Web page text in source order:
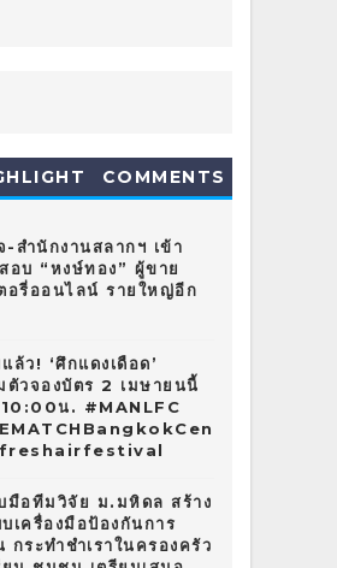
COMMENTS
-สำนักงานสลากฯ เข้า
อบ “หงษ์ทอง” ผู้ขาย
อรี่ออนไลน์ รายใหญ่อีก
ล้ว! ‘ศึกแดงเดือด’
ตัวจองบัตร 2 เมษายนนี้
10:00น. #MANLFC
มือทีมวิจัย ม.มหิดล สร้าง
เครื่องมือป้องกันการ
กระทำชำเราในครองครัว